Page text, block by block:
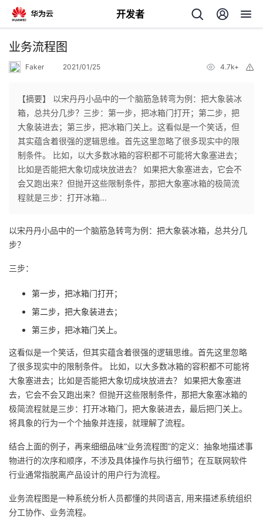
开发者
返
个
人
主
页
我
的
开
我
博
客
的
论
坛
我
的
圈
子
我
的
直
播
我
的
活
动
我
的
关
的
我
业务流程图
Faker 2021/01/25 4.7k+
【摘要】 以宋丹丹小品中的一个脑筋急转弯为例：把大象装冰
箱，总共分几步？三步：第一步，把冰箱门打开；第二步，把
大象装进去；第三步，把冰箱门关上。这看似是一个笑话，但
其实蕴含着很强的逻辑思维。首先这里忽略了很多现实中的限
制条件。 比如，以大多数冰箱的容积都不可能将大象塞进去；
比如是否能把大象切成块放进去？ 如果把大象塞进去，它会不
会又跑出来？但抛开这些限制条件，那把大象塞冰箱的极简流
程就是三步：打开冰箱...
以宋丹丹小品中的一个脑筋急转弯为例：把大象装冰箱，总共分几
步？
三步：
第一步，把冰箱门打开；
第二步，把大象装进去；
第三步，把冰箱门关上。
这看似是一个笑话，但其实蕴含着很强的逻辑思维。首先这里忽略
了很多现实中的限制条件。 比如，以大多数冰箱的容积都不可能将
大象塞进去；比如是否能把大象切成块放进去？ 如果把大象塞进
去，它会不会又跑出来？但抛开这些限制条件，那把大象塞冰箱的
极简流程就是三步：打开冰箱门，把大象装进去，最后把门关上。
将具象的行为一个个抽象并连接，就理解了流程。
结合上面的例子，再来细细品味“业务流程图”的定义： 抽象地描述事
物进行的次序和顺序，不涉及具体操作与执行细节；在互联网软件
行业通常指脱离产品设计的用户行为流程。
业务流程图是一种系统分析人员都懂的共同语言, 用来描述系统组织
分工协作、业务流程。